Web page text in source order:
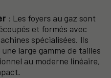
: Les foyers au gaz sont
et formés avec
spécialisées. Ils
large gamme de tailles
au moderne linéaire,